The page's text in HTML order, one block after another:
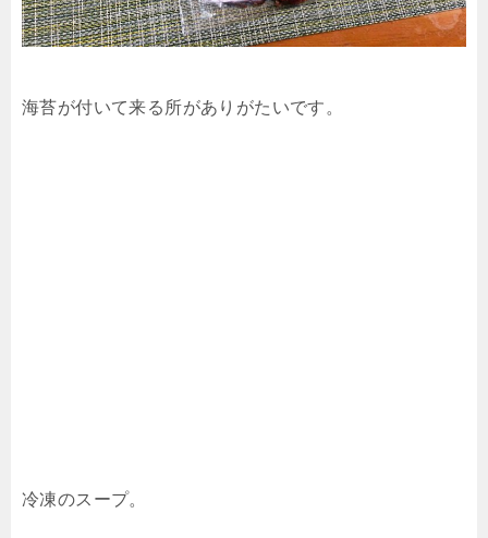
海苔が付いて来る所がありがたいです。
冷凍のスープ。